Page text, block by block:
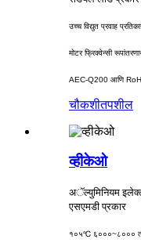
उच्च विद्युत प्रवाह
मोटर फ्रिक्वेन्सी
AEC-Q200 आणि
चौकशीतपशील
व्हीकेओ
अॅल्युमिनियम
एसएमडी प्रकार
१०५℃ ६०००~८०००